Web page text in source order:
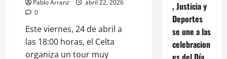
Riazor.
Pablo Arranz
abril 22, 2026
0
Este viernes, 24 de abril a
las 18:00 horas, el Celta
organiza un tour muy
, Justicia y
Deportes
se une a las
celebracion